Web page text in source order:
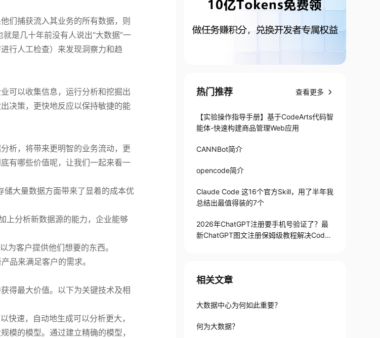
们捕获流入其业务的所有数据，则
是几十年前没有人说出“大数据”一
行人工检查）来发现洞察力和趋
可以收集信息，运行分析和挖掘出
决策，更快地反应以保持敏捷的能
析，将带来更明智的业务流动，更
有哪些价值呢，让我们一起来看一
大量数据方面带来了显着的成本优
上分析新数据源的能力，企业能够
为客户提供他们想要的东西。
品来满足客户的需求。
得最大价值。以下为关键技术及相
快速，自动地生成可以分析更大，
模的模型。通过建立精确的模型，
热门推荐 查看更多
【实验操作指导手册】基于CodeArts代码智
能体-快速构建商品管理Web应用
CANNBot简介
opencode简介
Claude Code 这16个官方Skill，用了半年我
总结出最值得装的7个
2026年ChatGPT注册要手机号验证了？最
新ChatGPT图文注册保姆级教程解决Codex
相关文章
大数据中心为何如此重要？
何为大数据？